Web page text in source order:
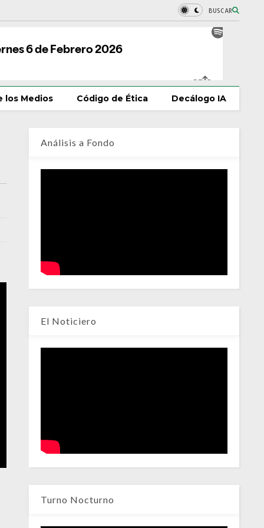
BUSCAR
los Medios Código de Ética Decálogo IA
Análisis a Fondo
El Noticiero
Turno Nocturno